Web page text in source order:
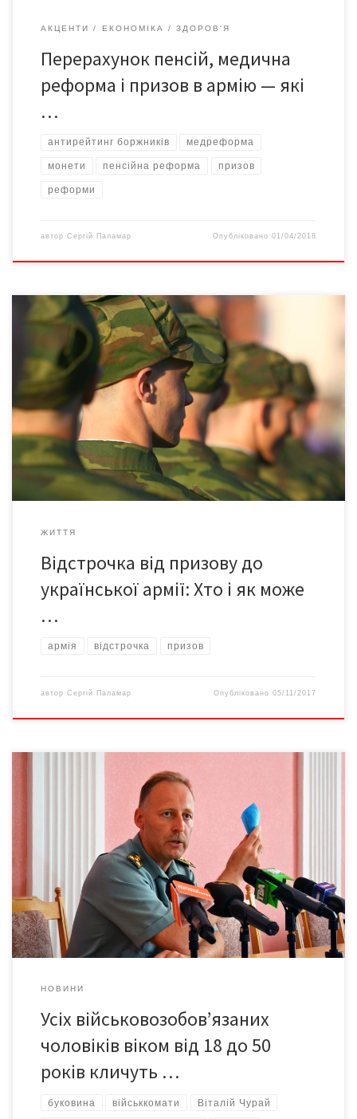
АКЦЕНТИ ЕКОНОМІКА ЗДОРОВ'Я
Перерахунок пенсій, медична
реформа і призов в армію — які
…
антирейтинг боржників медреформа
монети пенсійна реформа призов
реформи
автор Сергій Паламар Опубліковано01/04/2018
Серед людей призовного віку є ті, хто може розраховувати на
відстрочку на законних підставах. Про це пише «Апостроф».
Відповідно до закону «Про військовий обов’язок і військову
службу», у призовників є чотири основні причини для
відстрочення: За сімейними обставинами: наприклад, якщо у
військовозобов’язаного є дитина до трьох років, двоє дітей
або він […]
ЖИТТЯ
Відстрочка від призову до
української армії: Хто і як може
…
армія відстрочка призов
автор Сергій Паламар Опубліковано05/11/2017
З’явитися до районних (міського) військових комісаріатів по
місцю перебування на військовому облікудо військкоматів
треба до 3 серпня 2014 року. Про це сьогодні, 31 липня, під
час брифінгу повідомив обласний військовий комісар Віталій
Чурай. Він також поінформував журналістів щодо проведення
часткової мобілізації на Буковині та основних питань,
пов’язаних з її перебігом […]
НОВИНИ
Усіх військовозобов’язаних
чоловіків віком від 18 до 50
років кличуть …
буковина військкомати Віталій Чурай